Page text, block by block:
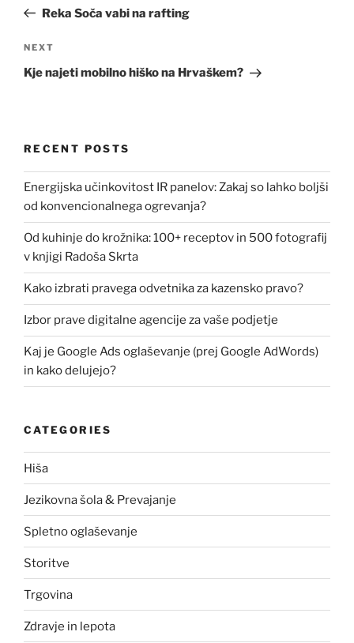
PostReka Soča vabi na rafting
Next
Post
NEXT
Kje najeti mobilno hiško na Hrvaškem?
RECENT POSTS
Energijska učinkovitost IR panelov: Zakaj so lahko boljši
od konvencionalnega ogrevanja?
Od kuhinje do krožnika: 100+ receptov in 500 fotografij
v knjigi Radoša Skrta
Kako izbrati pravega odvetnika za kazensko pravo?
Izbor prave digitalne agencije za vaše podjetje
Kaj je Google Ads oglaševanje (prej Google AdWords)
in kako delujejo?
CATEGORIES
Hiša
Jezikovna šola & Prevajanje
Spletno oglaševanje
Storitve
Trgovina
Zdravje in lepota